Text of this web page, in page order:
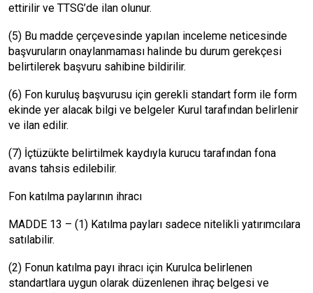
ettirilir ve TTSG’de ilan olunur.
(5) Bu madde çerçevesinde yapılan inceleme neticesinde
başvuruların onaylanmaması halinde bu durum gerekçesi
belirtilerek başvuru sahibine bildirilir.
(6) Fon kuruluş başvurusu için gerekli standart form ile form
ekinde yer alacak bilgi ve belgeler Kurul tarafından belirlenir
ve ilan edilir.
(7) İçtüzükte belirtilmek kaydıyla kurucu tarafından fona
avans tahsis edilebilir.
Fon katılma paylarının ihracı
MADDE 13 – (1) Katılma payları sadece nitelikli yatırımcılara
satılabilir.
(2) Fonun katılma payı ihracı için Kurulca belirlenen
standartlara uygun olarak düzenlenen ihraç belgesi ve